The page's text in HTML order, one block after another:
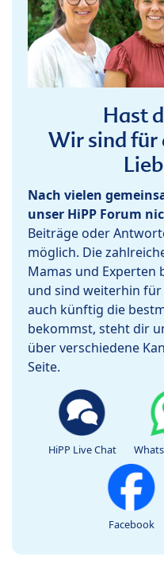
Hast
Wir sind für
Nach vielen
unser HiPP Forum
Beiträge oder
möglich. Die
Mamas und Experten
und sind weiterhin
auch künftig die
bekommst, steht dir
über verschiedene
Seite.
HiPP Live Chat
Facebook